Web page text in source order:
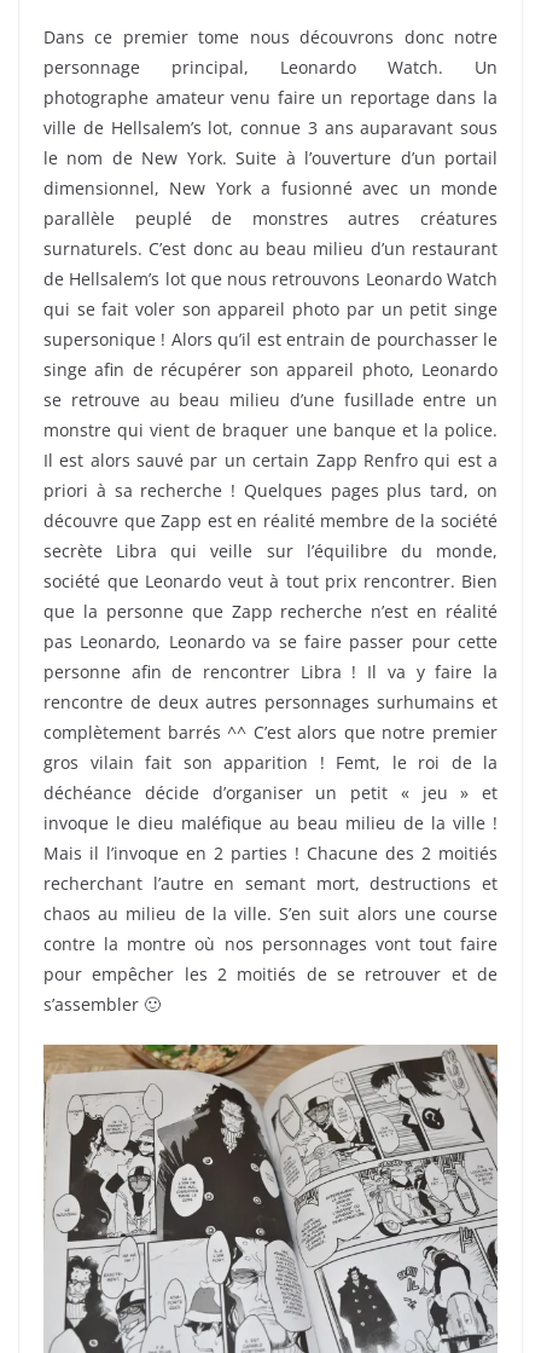
Dans ce premier tome nous découvrons donc notre
personnage principal, Leonardo Watch. Un
photographe amateur venu faire un reportage dans la
ville de Hellsalem’s lot, connue 3 ans auparavant sous
le nom de New York. Suite à l’ouverture d’un portail
dimensionnel, New York a fusionné avec un monde
parallèle peuplé de monstres autres créatures
surnaturels. C’est donc au beau milieu d’un restaurant
de Hellsalem’s lot que nous retrouvons Leonardo Watch
qui se fait voler son appareil photo par un petit singe
supersonique ! Alors qu’il est entrain de pourchasser le
singe afin de récupérer son appareil photo, Leonardo
se retrouve au beau milieu d’une fusillade entre un
monstre qui vient de braquer une banque et la police.
Il est alors sauvé par un certain Zapp Renfro qui est a
priori à sa recherche ! Quelques pages plus tard, on
découvre que Zapp est en réalité membre de la société
secrète Libra qui veille sur l’équilibre du monde,
société que Leonardo veut à tout prix rencontrer. Bien
que la personne que Zapp recherche n’est en réalité
pas Leonardo, Leonardo va se faire passer pour cette
personne afin de rencontrer Libra ! Il va y faire la
rencontre de deux autres personnages surhumains et
complètement barrés ^^ C’est alors que notre premier
gros vilain fait son apparition ! Femt, le roi de la
déchéance décide d’organiser un petit « jeu » et
invoque le dieu maléfique au beau milieu de la ville !
Mais il l’invoque en 2 parties ! Chacune des 2 moitiés
recherchant l’autre en semant mort, destructions et
chaos au milieu de la ville. S’en suit alors une course
contre la montre où nos personnages vont tout faire
pour empêcher les 2 moitiés de se retrouver et de
s’assembler 🙂